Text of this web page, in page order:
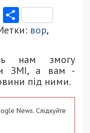
Email
вор,
нам змогу
ЗМІ, а вам -
під ними.
News. Слідкуйте